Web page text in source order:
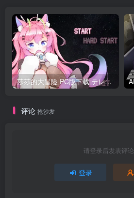
莎莎的大冒险 PC版下载 テレサちゃんミニゲーム! 莎莎あどべんちゃー
评论 抢沙发
请登录后发表评论
登录